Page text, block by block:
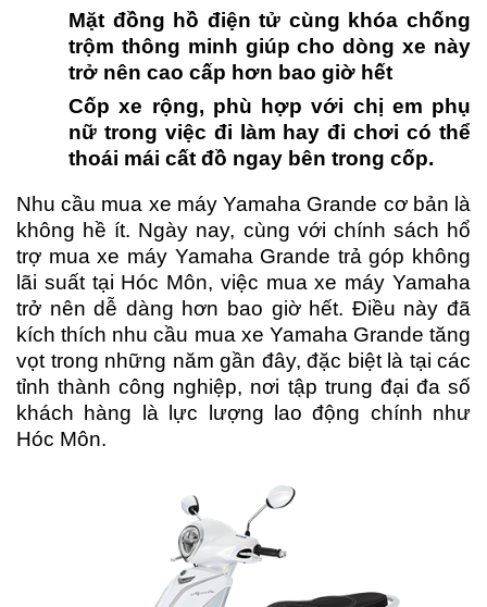
Mặt đồng hồ điện tử cùng khóa chống
trộm thông minh giúp cho dòng xe này
trở nên cao cấp hơn bao giờ hết
Cốp xe rộng, phù hợp với chị em phụ
nữ trong việc đi làm hay đi chơi có thể
thoái mái cất đồ ngay bên trong cốp.
Nhu cầu mua xe máy Yamaha Grande cơ bản là
không hề ít. Ngày nay, cùng với chính sách hổ
trợ mua xe máy Yamaha Grande trả góp không
lãi suất tại Hóc Môn, việc mua xe máy Yamaha
trở nên dễ dàng hơn bao giờ hết. Điều này đã
kích thích nhu cầu mua xe Yamaha Grande tăng
vọt trong những năm gần đây, đặc biệt là tại các
tỉnh thành công nghiệp, nơi tập trung đại đa số
khách hàng là lực lượng lao động chính như
Hóc Môn.